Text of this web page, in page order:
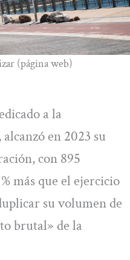
(página web)
a la
en 2023 su
con 895
más que el ejercicio
su volumen de
brutal» de la